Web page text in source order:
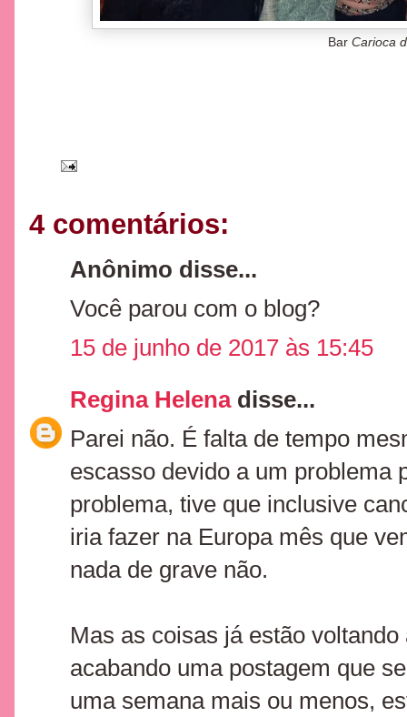
Bar Carioca
4 comentários:
Anônimo disse...
Você parou com o blog?
15 de junho de 2017 às 15:45
Regina Helenadisse...
Parei não. É falta de tempo
escasso devido a um problema
problema, tive que inclusive
iria fazer na Europa mês que
nada de grave não.
Mas as coisas já estão
acabando uma postagem que
uma semana mais ou menos,